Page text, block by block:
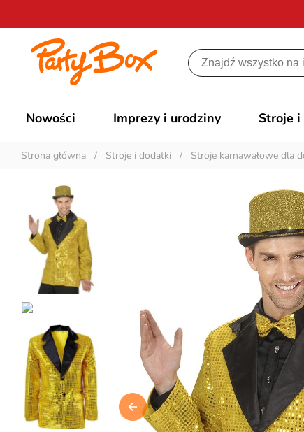
Nowości Imprezy i urodziny Stroje
Strona główna / Stroje i dodatki / Stroje karnawałowe dla